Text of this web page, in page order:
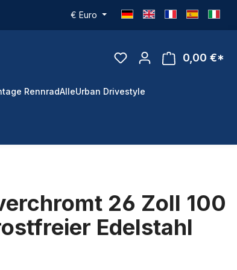
€ Euro
0,00 €*
RennradAlleUrban Drivestyle
26 Zoll 100
Edelstahl